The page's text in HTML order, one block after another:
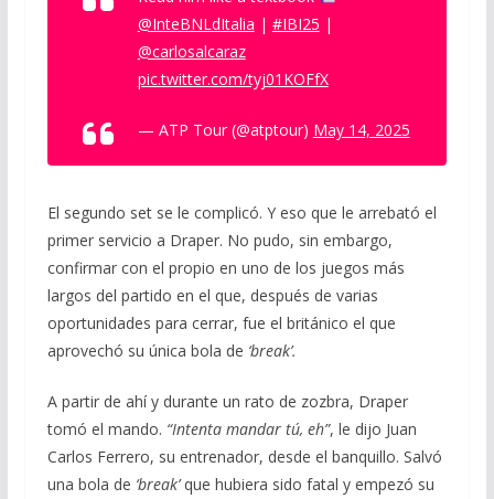
@InteBNLdItalia | #IBI25 |
@carlosalcaraz
pic.twitter.com/tyj01KOFfX
— ATP Tour (@atptour) May 14, 2025
El segundo set se le complicó. Y eso que le arrebató el
primer servicio a Draper. No pudo, sin embargo,
confirmar con el propio en uno de los juegos más
largos del partido en el que, después de varias
oportunidades para cerrar, fue el británico el que
aprovechó su única bola de ‘break’.
A partir de ahí y durante un rato de zozbra, Draper
tomó el mando. “Intenta mandar tú, eh”, le dijo Juan
Carlos Ferrero, su entrenador, desde el banquillo. Salvó
una bola de ‘break’que hubiera sido fatal y empezó su